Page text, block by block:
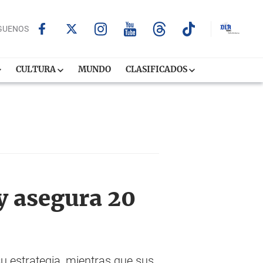
CULTURA MUNDO CLASIFICADOS
asegura 20